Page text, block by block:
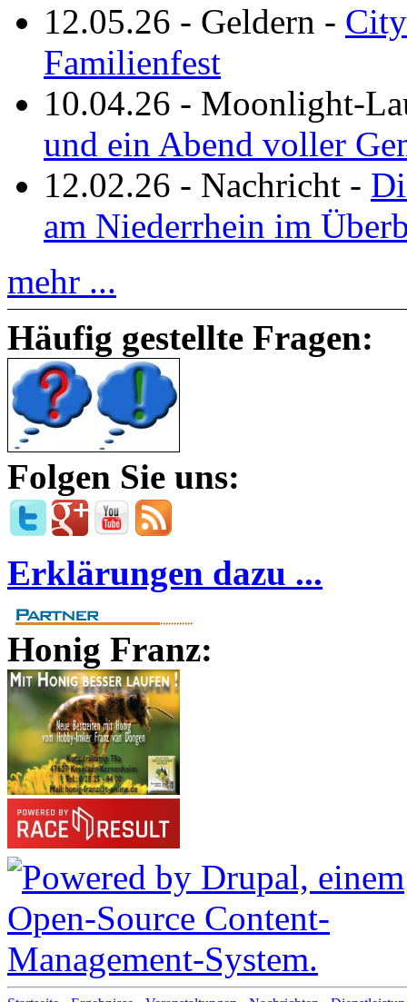
12.05.26 - Geldern -
Familienfest
10.04.26 - Moonlight-
und ein Abend voller
12.02.26 - Nachricht -
am Niederrhein im
mehr ...
Häufig gestellte Fragen:
Folgen Sie uns:
Erklärungen dazu ...
Honig Franz: